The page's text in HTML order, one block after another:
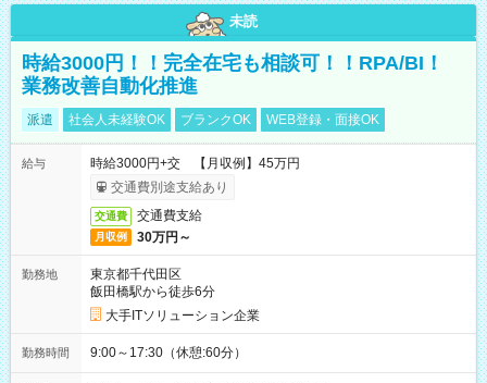
未読
時給3000円！！完全在宅も相談可！！RPA/BI！
業務改善自動化推進
派遣 社会人未経験OK ブランクOK WEB登録・面接OK
給与
時給3000円+交 【月収例】45万円
交通費別途支給あり
交通費 交通費支給
月収例 30万円～
勤務地
東京都千代田区
飯田橋駅から徒歩6分
大手ITソリューション企業
勤務時間 9:00～17:30（休憩:60分）